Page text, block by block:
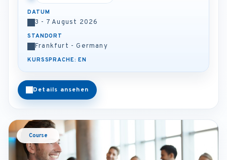
DATUM
3 - 7 August 2026
STANDORT
Frankfurt - Germany
KURSSPRACHE: EN
Details ansehen
Course